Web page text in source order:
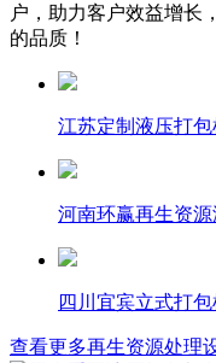
户，助力客户效益增长
的品质！
江苏定制液压打包
河南环赢再生资
四川宜宾立式打
查看更多再生资源处理